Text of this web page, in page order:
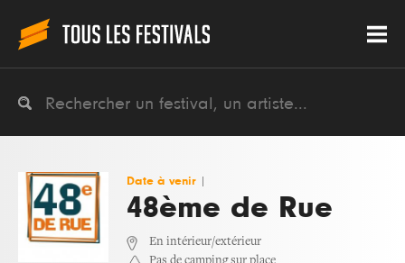
Date à venir
48ème de Rue
En intérieur/extérieur